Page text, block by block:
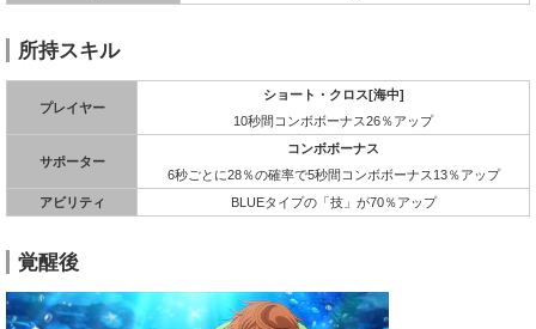
所持スキル
プレイヤー
ショート・クロス[海中]
10秒間コンボボーナス26％アップ
サポーター
コンボボーナス
6秒ごとに28％の確率で5秒間コンボボーナス13％アップ
アビリティ
BLUEタイプの「技」が70％アップ
覚醒後